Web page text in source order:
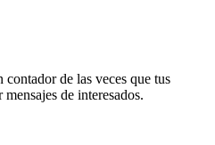
de las veces que tus
de interesados.